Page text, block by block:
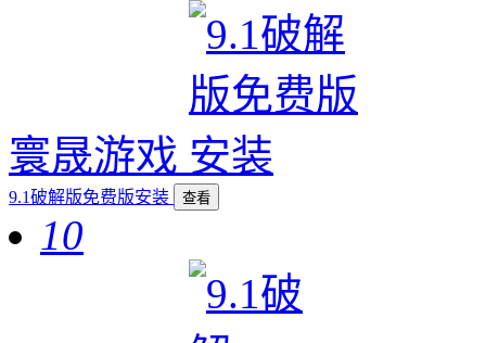
寰晟游戏
9.1破解版免费版安装 查看
10